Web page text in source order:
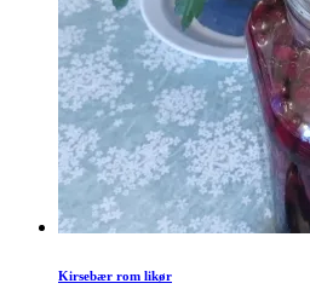
Kirsebær rom likør